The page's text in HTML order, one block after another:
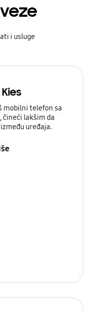
i usluge
mobilni telefon sa
lakšim da
uređaja.